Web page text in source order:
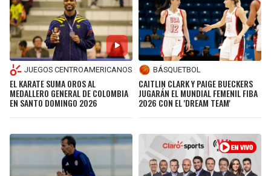
JUEGOS CENTROAMERICANOS
EL KARATE SUMA OROS AL
MEDALLERO GENERAL DE COLOMBIA
EN SANTO DOMINGO 2026
BÁSQUETBOL
CAITLIN CLARK Y PAIGE BUECKERS
JUGARÁN EL MUNDIAL FEMENIL FIBA
2026 CON EL 'DREAM TEAM'